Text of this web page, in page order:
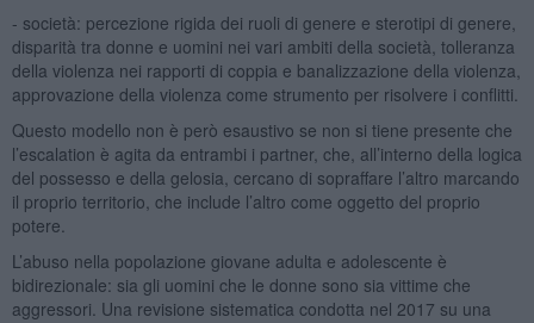
- società: percezione rigida dei ruoli di genere e sterotipi di genere,
disparità tra donne e uomini nei vari ambiti della società, tolleranza
della violenza nei rapporti di coppia e banalizzazione della violenza,
approvazione della violenza come strumento per risolvere i conflitti.
Questo modello non è però esaustivo se non si tiene presente che
l’escalation è agita da entrambi i partner, che, all’interno della logica
del possesso e della gelosia, cercano di sopraffare l’altro marcando
il proprio territorio, che include l’altro come oggetto del proprio
potere.
L’abuso nella popolazione giovane adulta e adolescente è
bidirezionale: sia gli uomini che le donne sono sia vittime che
aggressori. Una revisione sistematica condotta nel 2017 su una